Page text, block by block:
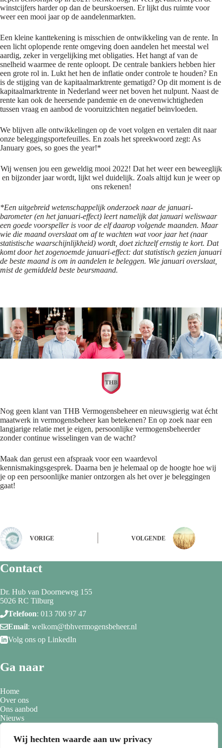
Wij hechten waarde aan uw privacy
winstcijfers harder op dan de beurskoersen. Er lijkt dus ruimte voor
weer een mooi jaar op de aandelenmarkten.
Een kleine kanttekening is misschien de ontwikkeling van de rente. In
een licht oplopende rente omgeving doen aandelen het meestal wel
aardig, zeker in vergelijking met obligaties. Het hangt af van de
snelheid waarmee de rente oploopt. De centrale bankiers hebben hier
een grote rol in. Lukt het hen de inflatie onder controle te houden? En
is de stijging van de kapitaalmarktrente gematigd? Op dit moment is de
kapitaalmarktrente in Nederland weer net boven het nulpunt. Naast de
rente kan ook de heersende pandemie en de onevenwichtigheden
tussen vraag en aanbod de vooruitzichten negatief beïnvloeden.
We blijven alle ontwikkelingen op de voet volgen en vertalen dit naar
onze beleggingsportefeuilles. En zoals het spreekwoord zegt: As
January goes, so goes the year!*
Wij wensen jou een geweldig mooi 2022! Dat het weer een beweeglijk
en bijzonder jaar wordt, lijkt wel duidelijk. Zoals altijd kun je weer op
ons rekenen!
*Een uitgebreid wetenschappelijk onderzoek naar de januari-
barometer (en het januari-effect) leert namelijk dat januari weliswaar
een goede voorspeller is voor de elf daarop volgende maanden. Maar
wie die maand overslaat om af te wachten wat voor jaar het (naar
statistische waarschijnlijkheid) wordt, doet zichzelf ernstig te kort. Dat
komt door het zogenoemde januari-effect: dat statistisch gezien januari
de beste maand is om in aandelen te beleggen. Wie januari overslaat,
mist de gemiddeld beste beursmaand.
Nog geen klant van THB Vermogensbeheer en nieuwsgierig wat écht
maatwerk in vermogensbeheer kan betekenen? En op zoek naar een
langjarige relatie met je eigen, persoonlijke vermogensbeheerder
zonder continue wisselingen van de wacht?
Maak dan gerust een afspraak voor een waardevol
kennismakingsgesprek. Daarna ben je helemaal op de hoogte hoe wij
je op een persoonlijke manier ontzorgen als het over je beleggingen
gaat!
VORIGE VOLGENDE
Contact
Dr. Hub van Doorneweg 155
5026 RC Tilburg
Telefoon: 013 700 97 47
Email: welkom@tbhvermogensbeheer.nl
Volg ons op LinkedIn
Ga naar
Home
Over ons
Ons aanbod
Nieuws
Contact